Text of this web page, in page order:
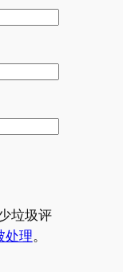
垃圾评
处理。